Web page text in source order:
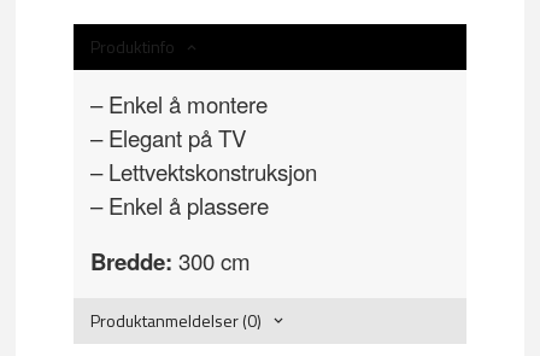
Produktinfo
– Enkel å montere
– Elegant på TV
– Lettvektskonstruksjon
– Enkel å plassere
Bredde: 300 cm
Produktanmeldelser (0)